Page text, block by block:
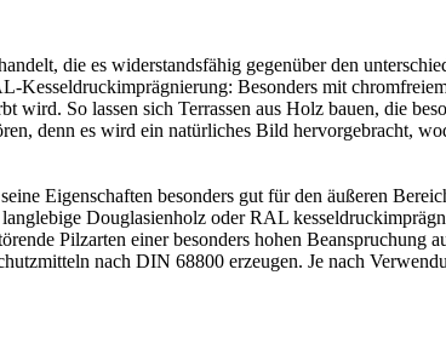
die es widerstandsfähig gegenüber den
Besonders mit
So lassen sich Terrassen aus Holz bauen, die
denn es wird ein natürliches Bild hervorgebracht,
Eigenschaften besonders gut für den äußeren
Douglasienholz oder RAL
Pilzarten einer besonders hohen Beanspruchung
nach DIN 68800 erzeugen. Je nach